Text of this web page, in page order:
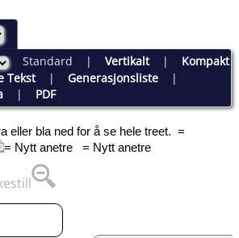
Standard | Vertikalt| Kompakt
Tekst| Generasjonsliste|
| PDF
eller bla ned for å se hele treet. =
= Nytt anetre